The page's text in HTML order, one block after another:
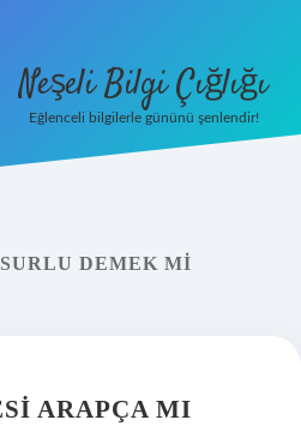
Neşeli Bilgi Çığlığı
Eğlenceli bilgilerle gününü şenlendir!
DEMEK MI
ARAPÇA MI